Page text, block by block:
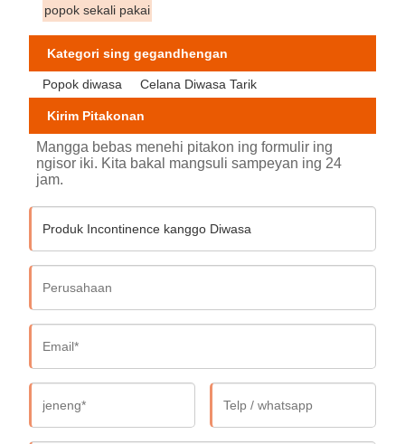
popok sekali pakai
Kategori sing gegandhengan
Popok diwasa Celana Diwasa Tarik
Kirim Pitakonan
Mangga bebas menehi pitakon ing formulir ing
ngisor iki. Kita bakal mangsuli sampeyan ing 24
jam.